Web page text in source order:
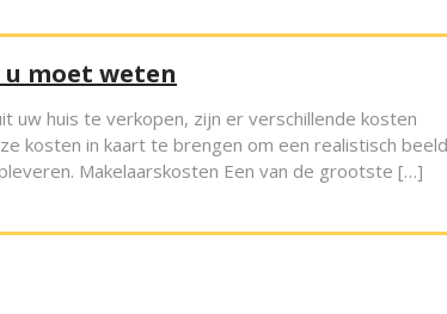
u moet weten
uw huis te verkopen, zijn er verschillende kosten
kosten in kaart te brengen om een realistisch beeld
Makelaarskosten Een van de grootste […]